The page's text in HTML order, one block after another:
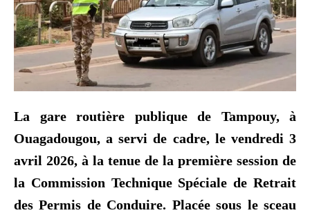
La gare routière publique de Tampouy, à
Ouagadougou, a servi de cadre, le vendredi 3
avril 2026, à la tenue de la première session de
la Commission Technique Spéciale de Retrait
des Permis de Conduire. Placée sous le sceau